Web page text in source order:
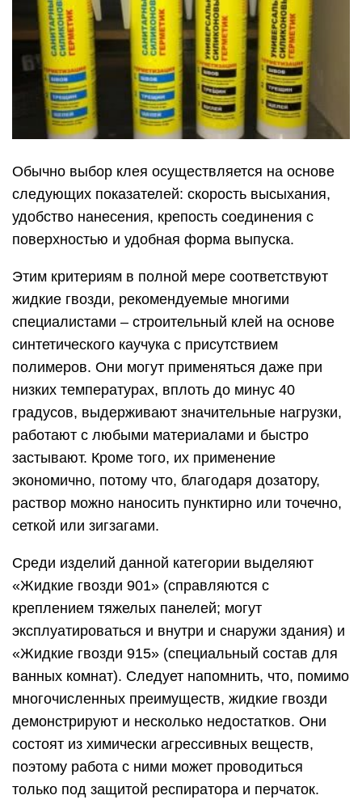
Обычно выбор клея осуществляется на основе
следующих показателей: скорость высыхания,
удобство нанесения, крепость соединения с
поверхностью и удобная форма выпуска.
Этим критериям в полной мере соответствуют
жидкие гвозди, рекомендуемые многими
специалистами – строительный клей на основе
синтетического каучука с присутствием
полимеров. Они могут применяться даже при
низких температурах, вплоть до минус 40
градусов, выдерживают значительные нагрузки,
работают с любыми материалами и быстро
застывают. Кроме того, их применение
экономично, потому что, благодаря дозатору,
раствор можно наносить пунктирно или точечно,
сеткой или зигзагами.
Среди изделий данной категории выделяют
«Жидкие гвозди 901» (справляются с
креплением тяжелых панелей; могут
эксплуатироваться и внутри и снаружи здания) и
«Жидкие гвозди 915» (специальный состав для
ванных комнат). Следует напомнить, что, помимо
многочисленных преимуществ, жидкие гвозди
демонстрируют и несколько недостатков. Они
состоят из химически агрессивных веществ,
поэтому работа с ними может проводиться
только под защитой респиратора и перчаток.